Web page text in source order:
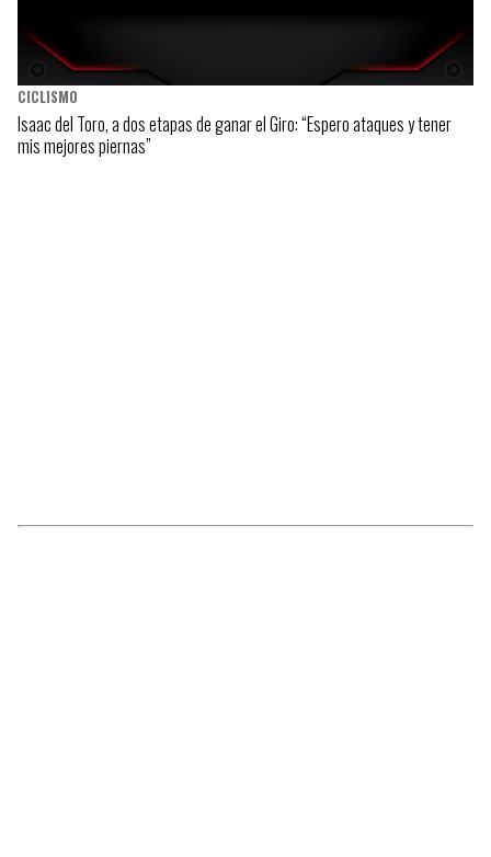
CICLISMO
Isaac del Toro, a dos etapas de ganar el Giro: “Espero ataques y tener
mis mejores piernas”